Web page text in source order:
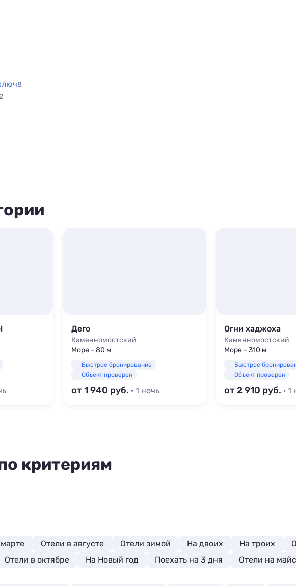
8
Дего
Каменномостский
Море - 80 м
Быстрое бронирование
Объект проверен
от 1 940 · 1 ночь
Огни хаджоха
Каменномостский
Море - 310 м
Быстрое
Объект проверен
от 2 910 · 1
критериям
Отели в августе Отели зимой На двоих На троих
Отели в октябре На Новый год Поехать на 3 дня Отели на